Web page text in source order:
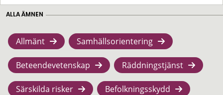
ALLA ÄMNEN
Allmänt Samhällsorientering
Beteendevetenskap Räddningstjänst
Särskilda risker Befolkningsskydd